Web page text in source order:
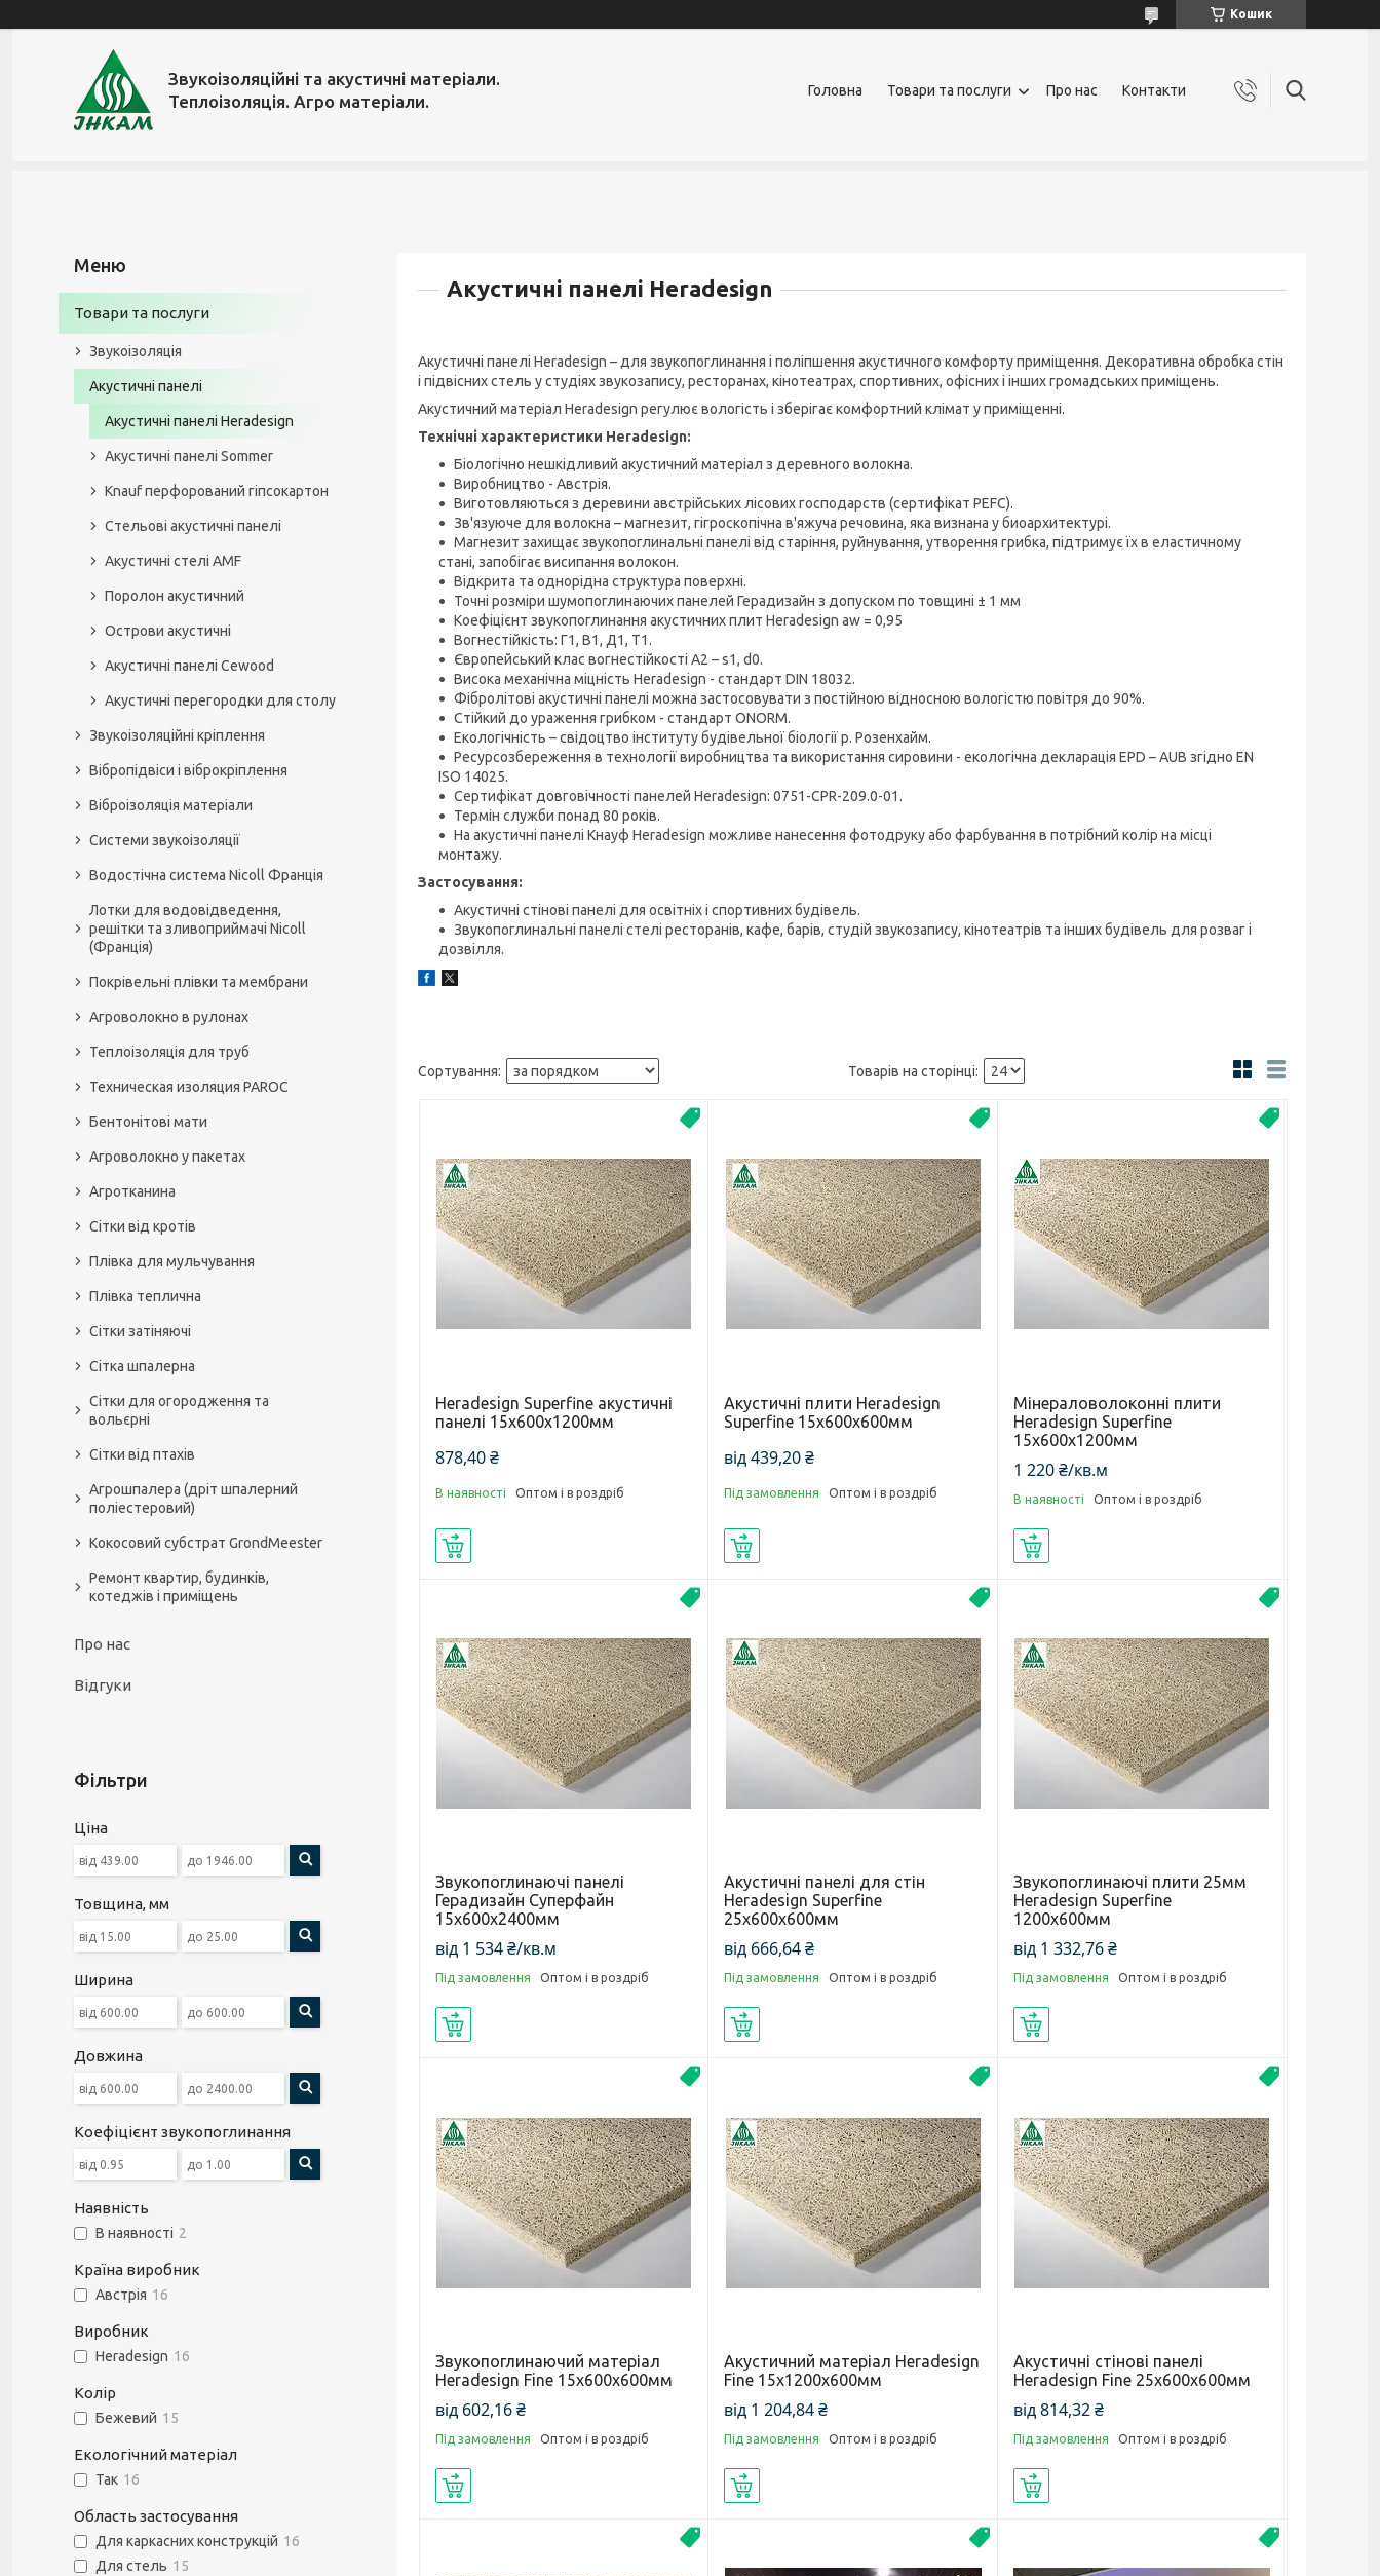
Кошик
Звукоізоляційні та акустичні матеріали.
Теплоізоляція. Агро матеріали.
Головна Товари та послуги Про нас Контакти
Акустичні панелі Heradesign
Акустичні панелі Heradesign – для звукопоглинання і поліпшення акустичного комфорту приміщення. Декоративна обробка стін
і підвісних стель у студіях звукозапису, ресторанах, кінотеатрах, спортивних, офісних і інших громадських приміщень.
Акустичний матеріал Heradesign регулює вологість і зберігає комфортний клімат у приміщенні.
Технічні характеристики Heradesign:
Біологічно нешкідливий акустичний матеріал з деревного волокна.
Виробництво - Австрія.
Виготовляються з деревини австрійських лісових господарств (сертифікат PEFC).
Зв'язуюче для волокна – магнезит, гігроскопічна в'яжуча речовина, яка визнана у биоархитектурі.
Магнезит захищає звукопоглинальні панелі від старіння, руйнування, утворення грибка, підтримує їх в еластичному
стані, запобігає висипання волокон.
Відкрита та однорідна структура поверхні.
Точні розміри шумопоглинаючих панелей Герадизайн з допуском по товщині ± 1 мм
Коефіцієнт звукопоглинання акустичних плит Heradesign aw = 0,95
Вогнестійкість: Г1, В1, Д1, Т1.
Європейський клас вогнестійкості А2 – s1, d0.
Висока механічна міцність Heradesign - стандарт DIN 18032.
Фібролітові акустичні панелі можна застосовувати з постійною відносною вологістю повітря до 90%.
Стійкий до ураження грибком - стандарт ONORM.
Екологічність – свідоцтво інституту будівельної біології р. Розенхайм.
Ресурсозбереження в технології виробництва та використання сировини - екологічна декларація EPD – AUB згідно EN
ISO 14025.
Сертифікат довговічності панелей Heradesign: 0751-CPR-209.0-01.
Термін служби понад 80 років.
На акустичні панелі Кнауф Heradesign можливе нанесення фотодруку або фарбування в потрібний колір на місці
монтажу.
Застосування:
Акустичні стінові панелі для освітніх і спортивних будівель.
Звукопоглинальні панелі стелі ресторанів, кафе, барів, студій звукозапису, кінотеатрів та інших будівель для розваг і
дозвілля.
Heradesign Superfine акустичні
панелі 15х600х1200мм
878,40 ₴
В наявності Оптом і в роздріб
Акустичні плити Heradesign
Superfine 15х600х600мм
від 439,20 ₴
Під замовлення Оптом і в роздріб
Мінераловолоконні плити
Heradesign Superfine
15х600х1200мм
1 220 ₴/кв.м
В наявності Оптом і в роздріб
Звукопоглинаючі панелі
Герадизайн Суперфайн
15х600х2400мм
від 1 534 ₴/кв.м
Під замовлення Оптом і в роздріб
Акустичні панелі для стін
Heradesign Superfine
25х600х600мм
від 666,64 ₴
Під замовлення Оптом і в роздріб
Звукопоглинаючі плити 25мм
Heradesign Superfine
1200х600мм
від 1 332,76 ₴
Під замовлення Оптом і в роздріб
Звукопоглинаючий матеріал
Heradesign Fine 15х600х600мм
від 602,16 ₴
Під замовлення Оптом і в роздріб
Акустичний матеріал Heradesign
Fine 15х1200х600мм
від 1 204,84 ₴
Під замовлення Оптом і в роздріб
Акустичні стінові панелі
Heradesign Fine 25х600х600мм
від 814,32 ₴
Під замовлення Оптом і в роздріб
Товари та послуги
Звукоізоляція
Акустичні панелі
Акустичні панелі Heradesign
Акустичні панелі Sommer
Knauf перфорований гіпсокартон
Стельові акустичні панелі
Акустичні стелі AMF
Поролон акустичний
Острови акустичні
Акустичні панелі Cewood
Акустичні перегородки для столу
Звукоізоляційні кріплення
Вібропідвіси і віброкріплення
Віброізоляція матеріали
Системи звукоізоляції
Водостічна система Nicoll Франція
Лотки для водовідведення,
решітки та зливоприймачі Nicoll
(Франція)
Покрівельні плівки та мембрани
Агроволокно в рулонах
Теплоізоляція для труб
Техническая изоляция PAROC
Бентонітові мати
Агроволокно у пакетах
Агротканина
Сітки від кротів
Плівка для мульчування
Плівка теплична
Сітки затіняючі
Сітка шпалерна
Сітки для огородження та
вольєрні
Сітки від птахів
Агрошпалера (дріт шпалерний
поліестеровий)
Кокосовий субстрат GrondMeester
Ремонт квартир, будинків,
котеджів і приміщень
Про нас
Відгуки
Фільтри
Ціна
Товщина, мм
Ширина
Довжина
Коефіцієнт звукопоглинання
Наявність
В наявності 2
Країна виробник
Австрія 16
Виробник
Heradesign 16
Колір
Бежевий 15
Екологічний матеріал
Так 16
Область застосування
Для каркасних конструкцій 16
Для стель 15